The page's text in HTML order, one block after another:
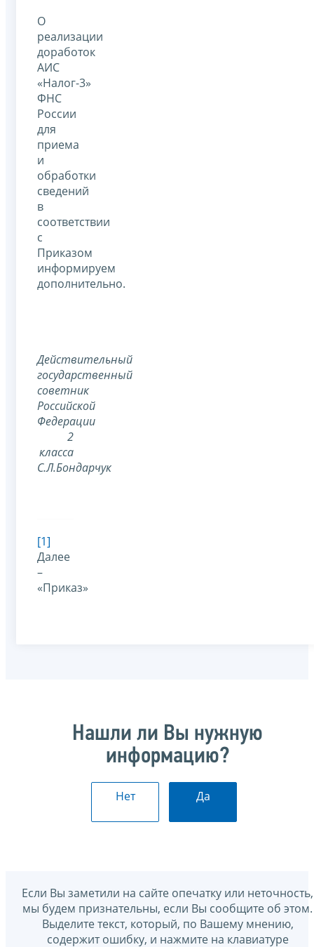
О
реализации
доработок
АИС
«Налог-3»
ФНС
России
для
приема
и
обработки
сведений
в
соответствии
с
Приказом
информируем
дополнительно.
Действительный
государственный
советник
Российской
Федерации
2
класса
С.Л.Бондарчук
[1]
Далее
–
«Приказ»
Нашли ли Вы нужную
информацию?
Нет Да
Если Вы заметили на сайте опечатку или неточность,
мы будем признательны, если Вы сообщите об этом.
Выделите текст, который, по Вашему мнению,
содержит ошибку, и нажмите на клавиатуре